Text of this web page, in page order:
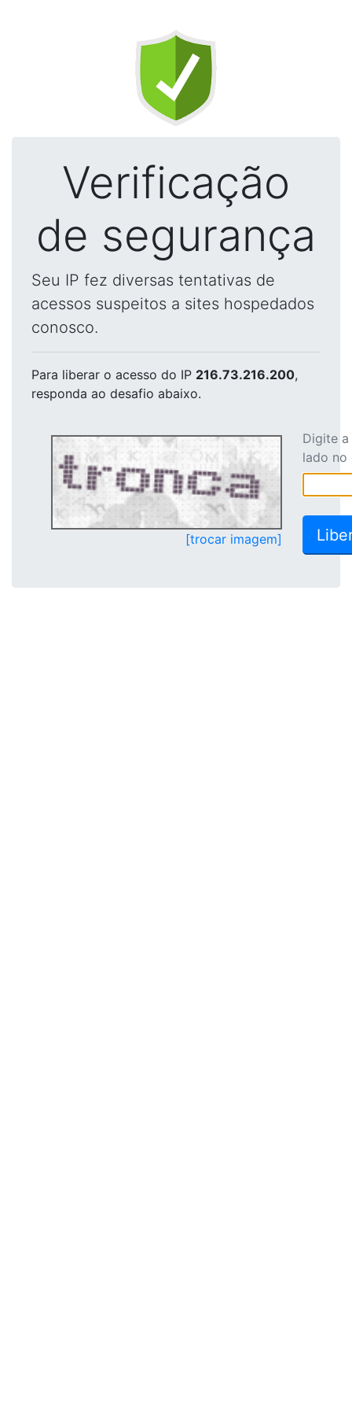
Verificação
de segurança
Seu IP fez diversas tentativas de
acessos suspeitos a sites hospedados
conosco.
Para liberar o acesso do IP 216.73.216.200,
responda ao desafio abaixo.
[trocar imagem]
Digite
lado no